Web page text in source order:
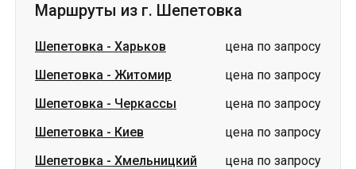
Маршруты из г. Шепетовка
Шепетовка - Харьков
цена по запросу
Шепетовка - Житомир
цена по запросу
Шепетовка - Черкассы
цена по запросу
Шепетовка - Киев
цена по запросу
Шепетовка - Хмельницкий
цена по запросу